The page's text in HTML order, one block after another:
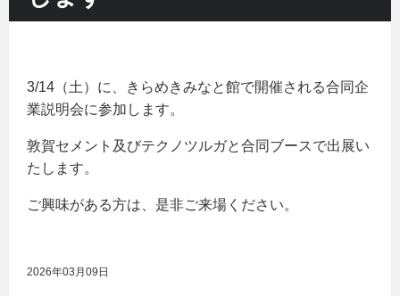
3/14（土）に、きらめきみなと館で開催される合同企
業説明会に参加します。
敦賀セメント及びテクノツルガと合同ブースで出展い
たします。
ご興味がある方は、是非ご来場ください。
2026年03月09日